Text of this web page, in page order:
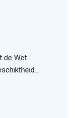
de Wet